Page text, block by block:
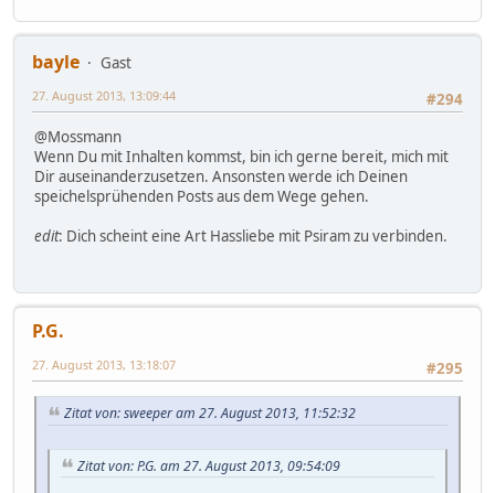
bayle
Gast
#294
27. August 2013, 13:09:44
@Mossmann
Wenn Du mit Inhalten kommst, bin ich gerne bereit, mich mit
Dir auseinanderzusetzen. Ansonsten werde ich Deinen
speichelsprühenden Posts aus dem Wege gehen.
edit: Dich scheint eine Art Hassliebe mit Psiram zu verbinden.
P.G.
#295
27. August 2013, 13:18:07
Zitat von: sweeper am 27. August 2013, 11:52:32
Zitat von: P.G. am 27. August 2013, 09:54:09